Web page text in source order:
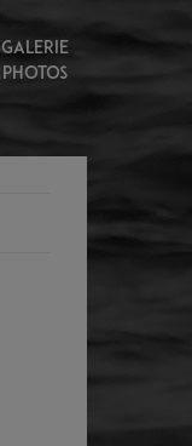
GALERIE
PHOTOS